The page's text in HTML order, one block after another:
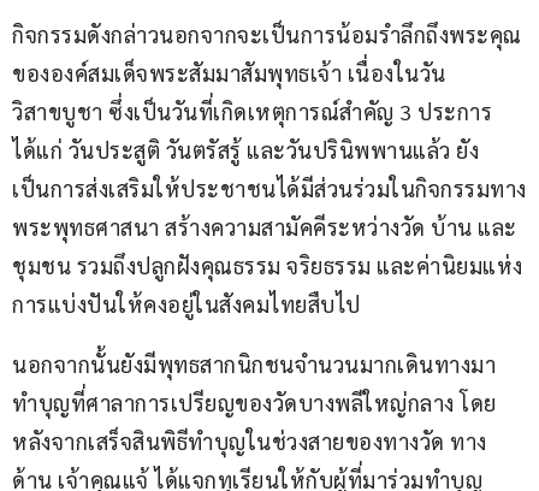
กิจกรรมดังกล่าวนอกจากจะเป็นการน้อมรำลึกถึงพระคุณ
ขององค์สมเด็จพระสัมมาสัมพุทธเจ้า เนื่องในวัน
วิสาขบูชา ซึ่งเป็นวันที่เกิดเหตุการณ์สำคัญ 3 ประการ
ได้แก่ วันประสูติ วันตรัสรู้ และวันปรินิพพานแล้ว ยัง
เป็นการส่งเสริมให้ประชาชนได้มีส่วนร่วมในกิจกรรมทาง
พระพุทธศาสนา สร้างความสามัคคีระหว่างวัด บ้าน และ
ชุมชน รวมถึงปลูกฝังคุณธรรม จริยธรรม และค่านิยมแห่ง
การแบ่งปันให้คงอยู่ในสังคมไทยสืบไป
นอกจากนั้นยังมีพุทธสากนิกชนจำนวนมากเดินทางมา
ทำบุญที่ศาลาการเปรียญของวัดบางพลีใหญ่กลาง โดย
หลังจากเสร็จสินพิธีทำบุญในช่วงสายของทางวัด ทาง
ด้าน เจ้าคุณแจ้ ได้แจกทุเรียนให้กับผู้ที่มาร่วมทำบุญ